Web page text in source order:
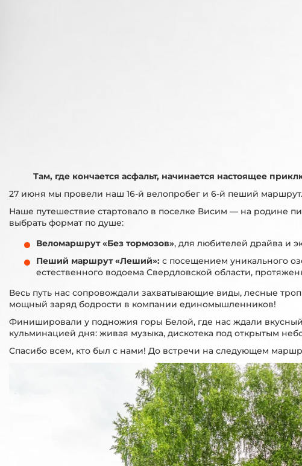
Там, где кончается асфальт, начинается настоящее
27 июня мы провели наш 16-й велопробег и 6-й пеший
Наше путешествие стартовало в поселке Висим — на родине
выбрать формат по душе:
Веломаршрут «Без тормозов», для любителей драйва и
Пеший маршрут «Леший»: с посещением уникального
естественного водоема Свердловской области,
Весь путь нас сопровождали захватывающие виды, лесные
мощный заряд бодрости в компании единомышленников!
Финишировали у подножия горы Белой, где нас ждали вкусный
кульминацией дня: живая музыка, дискотека под открытым
Спасибо всем, кто был с нами! До встречи на следующем